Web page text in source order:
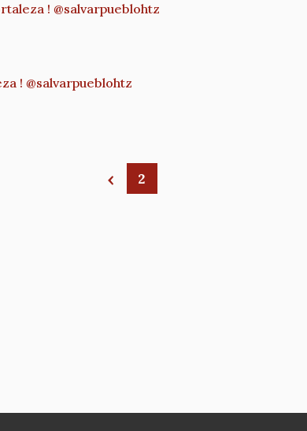
! @salvarpueblohtz
! @salvarpueblohtz
2